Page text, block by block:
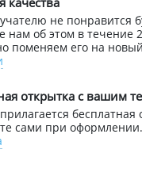
не понравится
нам об этом в течение
поменяем его на
открытка с вашим
бесплатная
сами при оформлении.